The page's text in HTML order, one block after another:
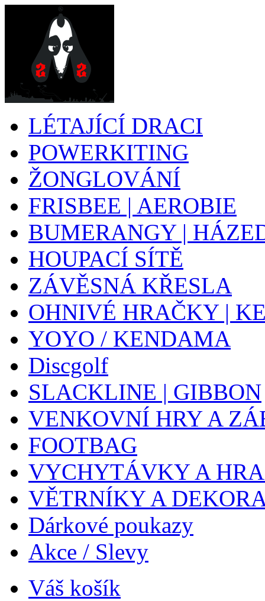
LÉTAJÍCÍ DRACI
POWERKITING
ŽONGLOVÁNÍ
FRISBEE | AEROBIE
BUMERANGY |
HOUPACÍ SÍTĚ
ZÁVĚSNÁ KŘESLA
OHNIVÉ HRAČKY |
YOYO / KENDAMA
Discgolf
SLACKLINE | GIBBON
VENKOVNÍ HRY A
FOOTBAG
VYCHYTÁVKY A
VĚTRNÍKY A
Dárkové poukazy
Akce / Slevy
Váš košík